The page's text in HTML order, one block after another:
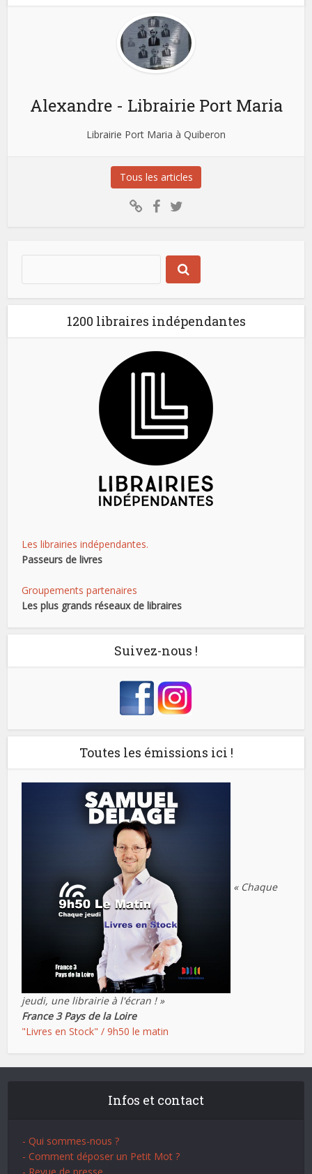
Alexandre - Librairie Port Maria
Librairie Port Maria à Quiberon
Tous les articles
1200 libraires indépendantes
Les librairies indépendantes.
Passeurs de livres
Groupements partenaires
Les plus grands réseaux de libraires
Suivez-nous !
Toutes les émissions ici !
« Chaque
jeudi, une librairie à l'écran ! »
France 3 Pays de la Loire
"Livres en Stock" / 9h50 le matin
Infos et contact
- Qui sommes-nous ?
- Comment déposer un Petit Mot ?